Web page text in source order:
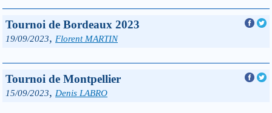
Tournoi de Bordeaux 2023
19/09/2023, Florent MARTIN
Tournoi de Montpellier
15/09/2023, Denis LABRO